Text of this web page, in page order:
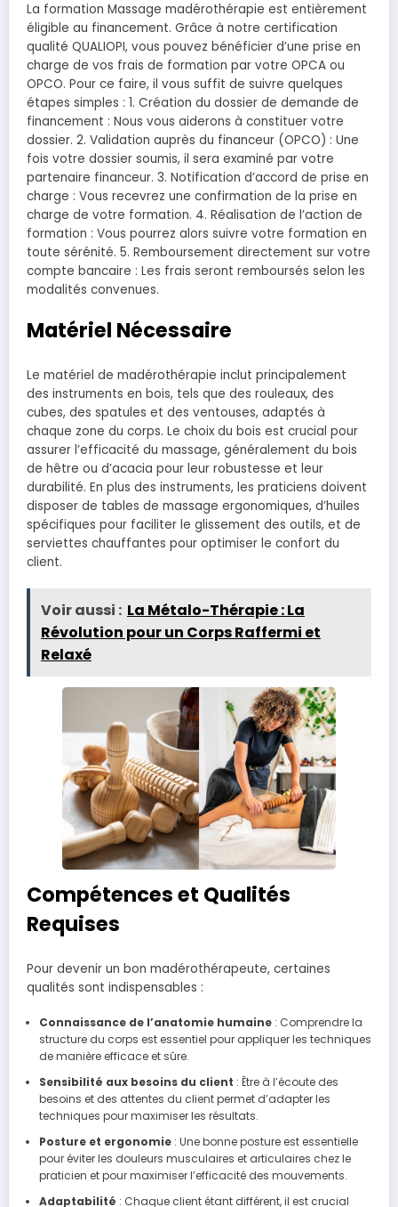
La formation Massage madérothérapie est entièrement
éligible au financement. Grâce à notre certification
qualité QUALIOPI, vous pouvez bénéficier d’une prise en
charge de vos frais de formation par votre OPCA ou
OPCO. Pour ce faire, il vous suffit de suivre quelques
étapes simples : 1. Création du dossier de demande de
financement : Nous vous aiderons à constituer votre
dossier. 2. Validation auprès du financeur (OPCO) : Une
fois votre dossier soumis, il sera examiné par votre
partenaire financeur. 3. Notification d’accord de prise en
charge : Vous recevrez une confirmation de la prise en
charge de votre formation. 4. Réalisation de l’action de
formation : Vous pourrez alors suivre votre formation en
toute sérénité. 5. Remboursement directement sur votre
compte bancaire : Les frais seront remboursés selon les
modalités convenues.
Matériel Nécessaire
Le matériel de madérothérapie inclut principalement
des instruments en bois, tels que des rouleaux, des
cubes, des spatules et des ventouses, adaptés à
chaque zone du corps. Le choix du bois est crucial pour
assurer l’efficacité du massage, généralement du bois
de hêtre ou d’acacia pour leur robustesse et leur
durabilité. En plus des instruments, les praticiens doivent
disposer de tables de massage ergonomiques, d’huiles
spécifiques pour faciliter le glissement des outils, et de
serviettes chauffantes pour optimiser le confort du
client.
Voir aussi : La Métalo-Thérapie : La
Révolution pour un Corps Raffermi et
Relaxé
Compétences et Qualités
Requises
Pour devenir un bon madérothérapeute, certaines
qualités sont indispensables :
Connaissance de l’anatomie humaine: Comprendre la
structure du corps est essentiel pour appliquer les techniques
de manière efficace et sûre.
Sensibilité aux besoins du client : Être à l’écoute des
besoins et des attentes du client permet d’adapter les
techniques pour maximiser les résultats.
Posture et ergonomie: Une bonne posture est essentielle
pour éviter les douleurs musculaires et articulaires chez le
praticien et pour maximiser l’efficacité des mouvements.
Adaptabilité : Chaque client étant différent, il est crucial